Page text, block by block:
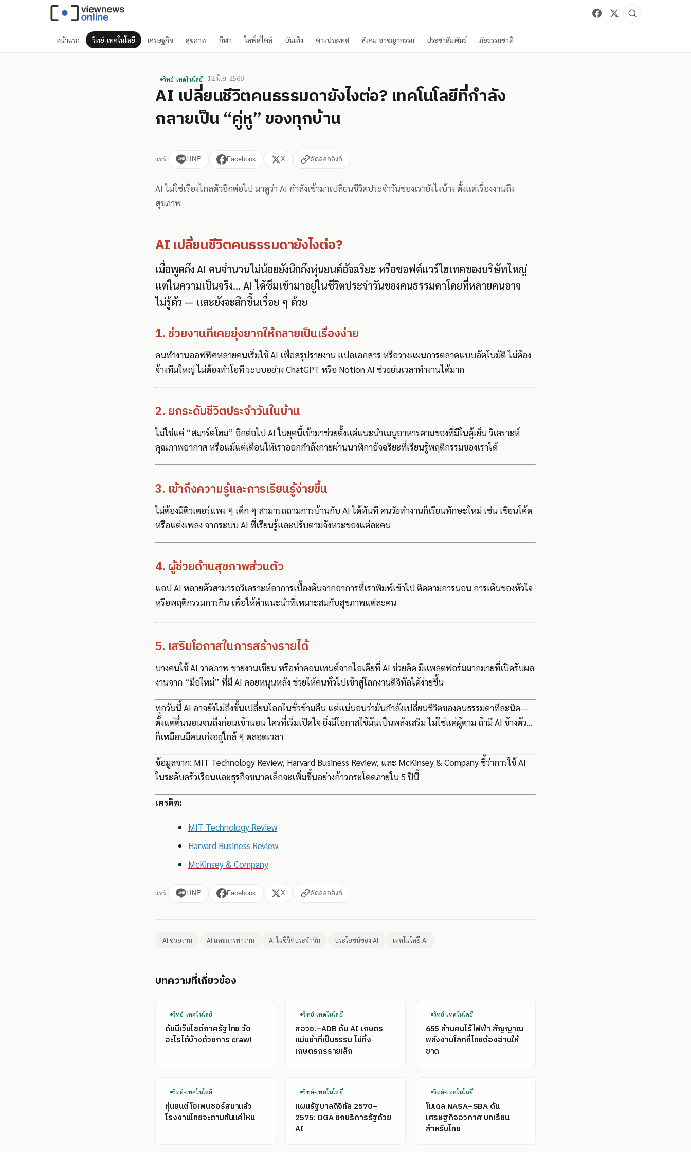
หน้าแรก วิทย์-เทคโนโลยี เศรษฐกิจ สุขภาพ กีฬา ไลฟ์สไตล์ บันเทิง ต่างประเทศ สังคม-อาชญากรรม ประชาสัมพันธ์ ภัยธรรมชาติ
วิทย์-เทคโนโลยี 12 มิ.ย. 2568
AI เปลี่ยนชีวิตคนธรรมดายังไงต่อ? เทคโนโลยีที่กำลัง
กลายเป็น “คู่หู” ของทุกบ้าน
แชร์ LINE Facebook X คัดลอกลิงก์
AI ไม่ใช่เรื่องไกลตัวอีกต่อไป มาดูว่า AI กำลังเข้ามาเปลี่ยนชีวิตประจำวันของเรายังไงบ้าง ตั้งแต่เรื่องงานถึง
สุขภาพ
AI เปลี่ยนชีวิตคนธรรมดายังไงต่อ?
เมื่อพูดถึง AI คนจำนวนไม่น้อยยังนึกถึงหุ่นยนต์อัจฉริยะ หรือซอฟต์แวร์ไฮเทคของบริษัทใหญ่
แต่ในความเป็นจริง… AI ได้ซึมเข้ามาอยู่ในชีวิตประจำวันของคนธรรมดาโดยที่หลายคนอาจ
ไม่รู้ตัว — และยังจะลึกขึ้นเรื่อย ๆ ด้วย
1. ช่วยงานที่เคยยุ่งยากให้กลายเป็นเรื่องง่าย
คนทำงานออฟฟิศหลายคนเริ่มใช้ AI เพื่อสรุปรายงาน แปลเอกสาร หรือวางแผนการตลาดแบบอัตโนมัติ ไม่ต้อง
จ้างทีมใหญ่ ไม่ต้องทำโอที ระบบอย่าง ChatGPT หรือ Notion AI ช่วยย่นเวลาทำงานได้มาก
2. ยกระดับชีวิตประจำวันในบ้าน
ไม่ใช่แค่ “สมาร์ตโฮม” อีกต่อไป AI ในยุคนี้เข้ามาช่วยตั้งแต่แนะนำเมนูอาหารตามของที่มีในตู้เย็น วิเคราะห์
คุณภาพอากาศ หรือแม้แต่เตือนให้เราออกกำลังกายผ่านนาฬิกาอัจฉริยะที่เรียนรู้พฤติกรรมของเราได้
3. เข้าถึงความรู้และการเรียนรู้ง่ายขึ้น
ไม่ต้องมีติวเตอร์แพง ๆ เด็ก ๆ สามารถถามการบ้านกับ AI ได้ทันที คนวัยทำงานก็เรียนทักษะใหม่ เช่น เขียนโค้ด
หรือแต่งเพลง จากระบบ AI ที่เรียนรู้และปรับตามจังหวะของแต่ละคน
4. ผู้ช่วยด้านสุขภาพส่วนตัว
แอป AI หลายตัวสามารถวิเคราะห์อาการเบื้องต้นจากอาการที่เราพิมพ์เข้าไป ติดตามการนอน การเต้นของหัวใจ
หรือพฤติกรรมการกิน เพื่อให้คำแนะนำที่เหมาะสมกับสุขภาพแต่ละคน
5. เสริมโอกาสในการสร้างรายได้
บางคนใช้ AI วาดภาพ ขายงานเขียน หรือทำคอนเทนต์จากไอเดียที่ AI ช่วยคิด มีแพลตฟอร์มมากมายที่เปิดรับผล
งานจาก “มือใหม่” ที่มี AI คอยหนุนหลัง ช่วยให้คนทั่วไปเข้าสู่โลกงานดิจิทัลได้ง่ายขึ้น
ทุกวันนี้ AI อาจยังไม่ถึงขั้นเปลี่ยนโลกในชั่วข้ามคืน แต่แน่นอนว่ามันกำลังเปลี่ยนชีวิตของคนธรรมดาทีละนิด—
ตั้งแต่ตื่นนอนจนถึงก่อนเข้านอน ใครที่เริ่มเปิดใจ ยิ่งมีโอกาสใช้มันเป็นพลังเสริม ไม่ใช่แค่ผู้ตาม ถ้ามี AI ข้างตัว…
ก็เหมือนมีคนเก่งอยู่ใกล้ ๆ ตลอดเวลา
ข้อมูลจาก: MIT Technology Review, Harvard Business Review, และ McKinsey & Company ชี้ว่าการใช้ AI
ในระดับครัวเรือนและธุรกิจขนาดเล็กจะเพิ่มขึ้นอย่างก้าวกระโดดภายใน 5 ปีนี้
เครดิต:
MIT Technology Review
Harvard Business Review
McKinsey & Company
แชร์ LINE Facebook X คัดลอกลิงก์
AI ช่วยงาน AI และการทำงาน AI ในชีวิตประจำวัน ประโยชน์ของ AI เทคโนโลยี AI
บทความที่เกี่ยวข้อง
วิทย์-เทคโนโลยี
ดัชนีเว็บไซต์ภาครัฐไทย วัด
อะไรได้บ้างด้วยการ crawl
วิทย์-เทคโนโลยี
สอวช.–ADB ดัน AI เกษตร
แม่นยำที่เป็นธรรม ไม่ทิ้ง
เกษตรกรรายเล็ก
วิทย์-เทคโนโลยี
655 ล้านคนไร้ไฟฟ้า สัญญาณ
พลังงานโลกที่ไทยต้องอ่านให้
ขาด
วิทย์-เทคโนโลยี
หุ่นยนต์โอเพนซอร์สมาแล้ว
โรงงานไทยจะตามทันแค่ไหน
วิทย์-เทคโนโลยี
แผนรัฐบาลดิจิทัล 2570–
2575: DGA ยกบริการรัฐด้วย
AI
วิทย์-เทคโนโลยี
โมเดล NASA–SBA ดัน
เศรษฐกิจอวกาศ บทเรียน
สำหรับไทย